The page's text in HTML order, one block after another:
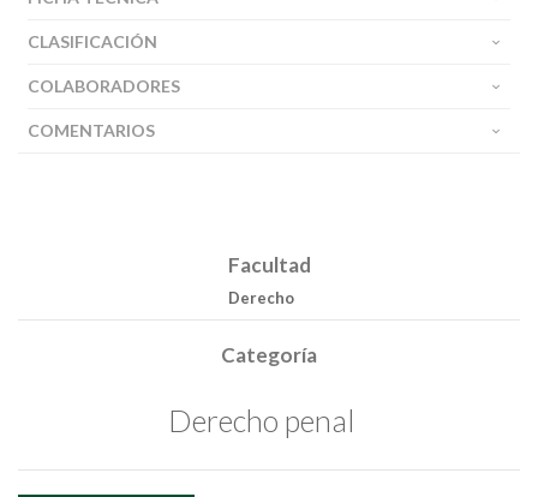
CLASIFICACIÓN
COLABORADORES
COMENTARIOS
Facultad
Derecho
Categoría
Derecho penal